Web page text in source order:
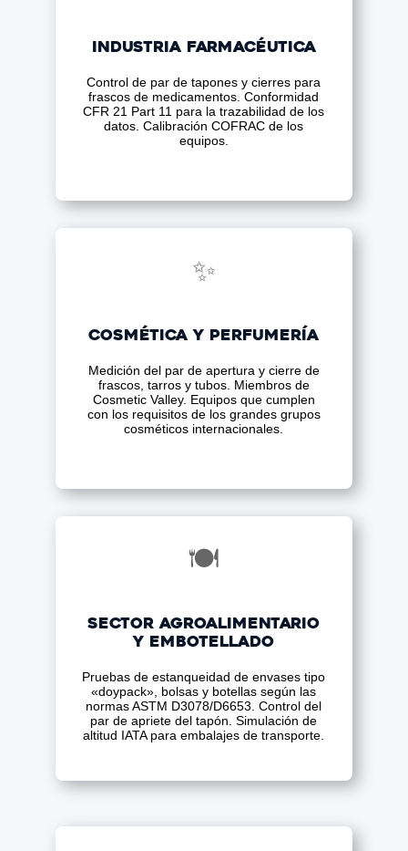
Industria Farmacéutica
Control de par de tapones y cierres para
frascos de medicamentos. Conformidad
CFR 21 Part 11 para la trazabilidad de los
datos. Calibración COFRAC de los
equipos.
✨
Cosmética y perfumería
Medición del par de apertura y cierre de
frascos, tarros y tubos. Miembros de
Cosmetic Valley. Equipos que cumplen
con los requisitos de los grandes grupos
cosméticos internacionales.
🍽️
Sector agroalimentario
y embotellado
Pruebas de estanqueidad de envases tipo
«doypack», bolsas y botellas según las
normas ASTM D3078/D6653. Control del
par de apriete del tapón. Simulación de
altitud IATA para embalajes de transporte.